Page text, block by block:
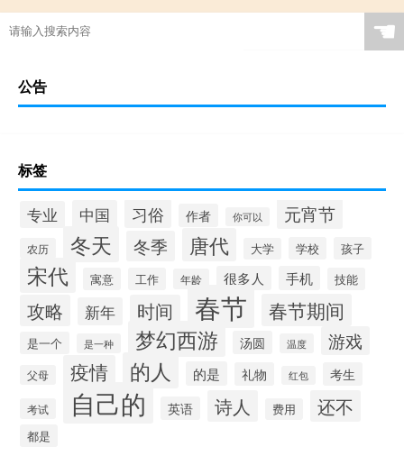
☚
公告
标签
专业 中国 习俗 作者 你可以 元宵节
农历 冬天 冬季 唐代 大学 学校 孩子
宋代 寓意 工作 年龄 很多人 手机 技能
攻略 新年 时间 春节 春节期间
是一个 是一种 梦幻西游 汤圆 温度 游戏
父母 疫情 的人 的是 礼物 红包 考生
考试 自己的 英语 诗人 费用 还不
都是